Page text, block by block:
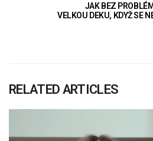
JAK BEZ
VELKOU DEKU, KDYŽ SE
RELATED ARTICLES